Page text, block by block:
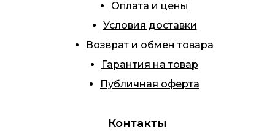
Оплата и цены
Условия доставки
Возврат и обмен товара
Гарантия на товар
Публичная оферта
Контакты